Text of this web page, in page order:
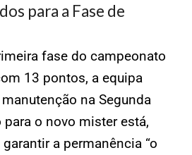
para a Fase de
fase do campeonato
13 pontos, a equipa
na Segunda
o novo mister está,
a permanência “o